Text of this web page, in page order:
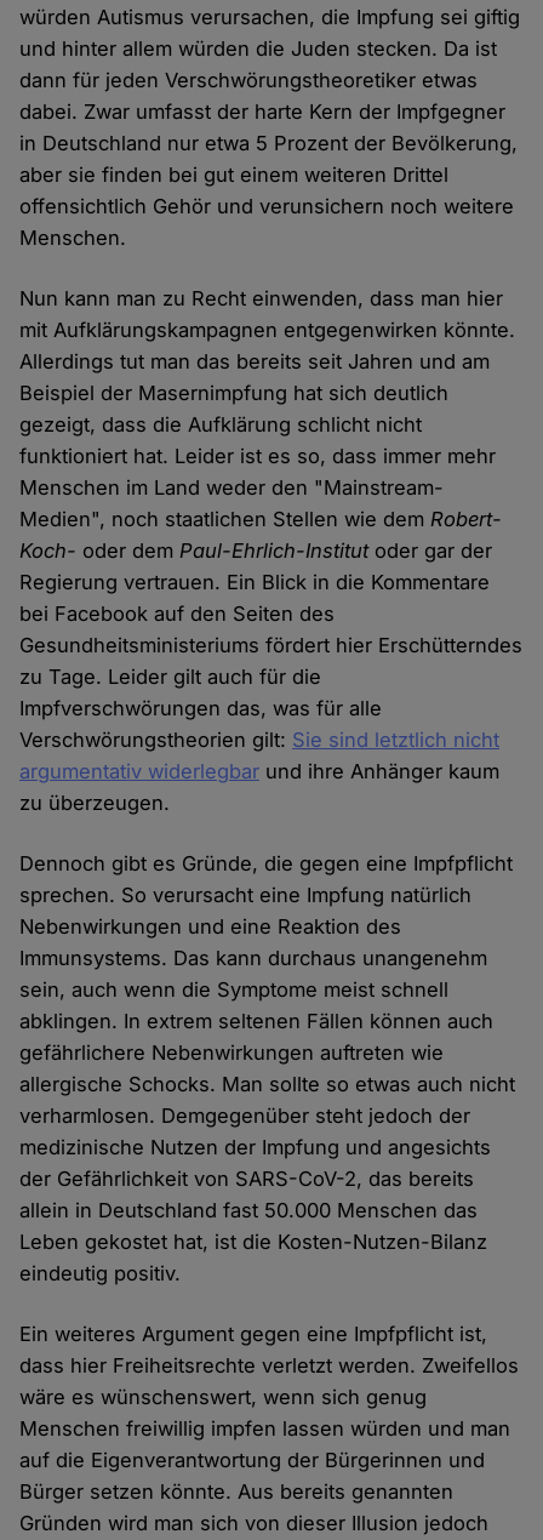
würden Autismus verursachen, die Impfung sei giftig
und hinter allem würden die Juden stecken. Da ist
dann für jeden Verschwörungstheoretiker etwas
dabei. Zwar umfasst der harte Kern der Impfgegner
in Deutschland nur etwa 5 Prozent der Bevölkerung,
aber sie finden bei gut einem weiteren Drittel
offensichtlich Gehör und verunsichern noch weitere
Menschen.
Nun kann man zu Recht einwenden, dass man hier
mit Aufklärungskampagnen entgegenwirken könnte.
Allerdings tut man das bereits seit Jahren und am
Beispiel der Masernimpfung hat sich deutlich
gezeigt, dass die Aufklärung schlicht nicht
funktioniert hat. Leider ist es so, dass immer mehr
Menschen im Land weder den "Mainstream-
Medien", noch staatlichen Stellen wie demRobert-
Koch- oder demPaul-Ehrlich-Institutoder gar der
Regierung vertrauen. Ein Blick in die Kommentare
bei Facebook auf den Seiten des
Gesundheitsministeriums fördert hier Erschütterndes
zu Tage. Leider gilt auch für die
Impfverschwörungen das, was für alle
Verschwörungstheorien gilt: Sie sind letztlich nicht
argumentativ widerlegbar und ihre Anhänger kaum
zu überzeugen.
Dennoch gibt es Gründe, die gegen eine Impfpflicht
sprechen. So verursacht eine Impfung natürlich
Nebenwirkungen und eine Reaktion des
Immunsystems. Das kann durchaus unangenehm
sein, auch wenn die Symptome meist schnell
abklingen. In extrem seltenen Fällen können auch
gefährlichere Nebenwirkungen auftreten wie
allergische Schocks. Man sollte so etwas auch nicht
verharmlosen. Demgegenüber steht jedoch der
medizinische Nutzen der Impfung und angesichts
der Gefährlichkeit von SARS-CoV-2, das bereits
allein in Deutschland fast 50.000 Menschen das
Leben gekostet hat, ist die Kosten-Nutzen-Bilanz
eindeutig positiv.
Ein weiteres Argument gegen eine Impfpflicht ist,
dass hier Freiheitsrechte verletzt werden. Zweifellos
wäre es wünschenswert, wenn sich genug
Menschen freiwillig impfen lassen würden und man
auf die Eigenverantwortung der Bürgerinnen und
Bürger setzen könnte. Aus bereits genannten
Gründen wird man sich von dieser Illusion jedoch